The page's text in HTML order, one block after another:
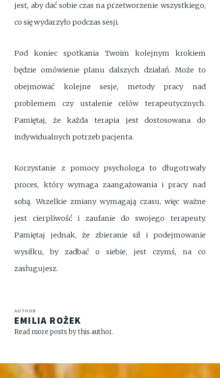
jest, aby dać sobie czas na przetworzenie wszystkiego,
co się wydarzyło podczas sesji.
Pod koniec spotkania Twoim kolejnym krokiem
będzie omówienie planu dalszych działań. Może to
obejmować kolejne sesje, metody pracy nad
problemem czy ustalenie celów terapeutycznych.
Pamiętaj, że każda terapia jest dostosowana do
indywidualnych potrzeb pacjenta.
Korzystanie z pomocy psychologa to długotrwały
proces, który wymaga zaangażowania i pracy nad
sobą. Wszelkie zmiany wymagają czasu, więc ważne
jest cierpliwość i zaufanie do swojego terapeuty.
Pamiętaj jednak, że zbieranie sił i podejmowanie
wysiłku, by zadbać o siebie, jest czymś, na co
zasługujesz.
AUTHOR
EMILIA ROŻEK
Read more posts by this author.